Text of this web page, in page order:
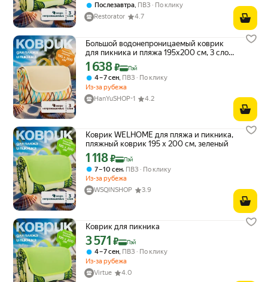
Послезавтра, ПВЗ
По клику
Restorator
4.7
Большой водонепроницаемый коврик
для пикника и пляжа 195х200 см, 3 слоя,
складной с ручкой для переноски
Цена с картой Яндекс Пэй 1638 ₽ вместо
1 638₽ Пэй
4 – 7 сен ПВЗ
По клику
Из-за рубежа
HanYuSHOP-1
4.2
Коврик WELHOME для пляжа и пикника,
пляжный коврик 195 х 200 см, зеленый
Цена с картой Яндекс Пэй 1118 ₽ вместо
1 118₽ Пэй
7 – 10 сен, ПВЗ
По клику
Из-за рубежа
WSQINSHOP
3.9
Коврик для пикника
Цена с картой Яндекс Пэй 3571 ₽ вместо
3 571 ₽ Пэй
4 – 7 сен, ПВЗ
По клику
Из-за рубежа
Virtue
4.0